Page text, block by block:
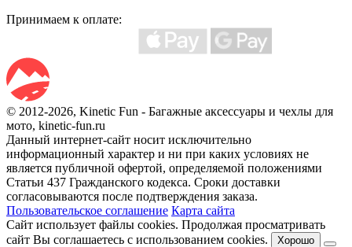
Принимаем к оплате:
© 2012-2026, Kinetic Fun - Багажные аксессуары и чехлы для
мото, kinetic-fun.ru
Данный интернет-сайт носит исключительно
информационный характер и ни при каких условиях не
является публичной офертой, определяемой положениями
Статьи 437 Гражданского кодекса. Сроки доставки
согласовываются после подтверждения заказа.
Пользовательское соглашение Карта сайта
Сайт использует файлы cookies. Продолжая просматривать
сайт Вы соглашаетесь с использованием cookies.
Хорошо